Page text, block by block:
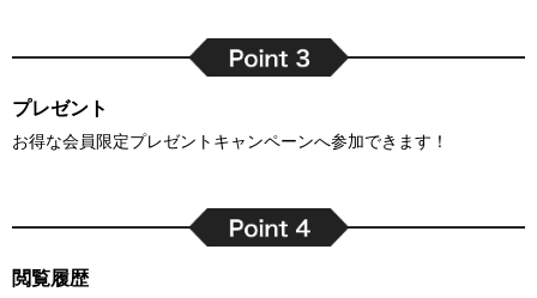
プレゼント
お得な会員限定プレゼントキャンペーンへ参加できます！
閲覧履歴